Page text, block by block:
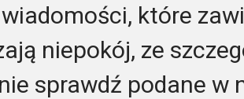
które
niepokój, ze
sprawdź podane w